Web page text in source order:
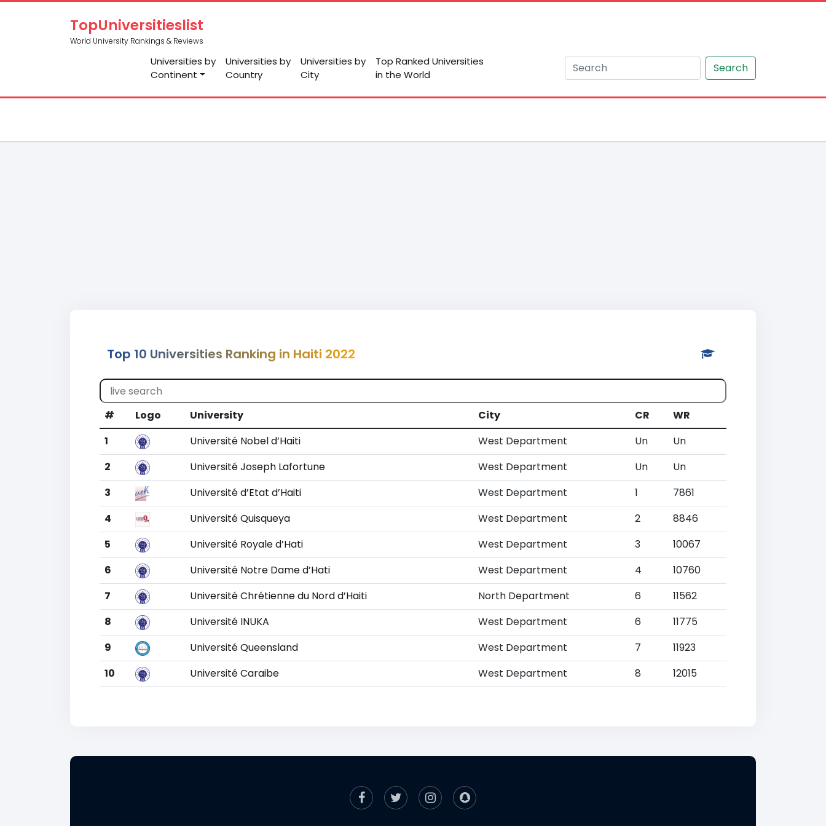
TopUniversitieslist
World University Rankings & Reviews
Universities by
Continent
Universities by
Country
Universities by
City
Top Ranked Universities
in the World
Search
Top 10 Universities Ranking in Haiti 2022
# Logo University City CR
WR
1
Université Nobel d’Haiti West Department Un
Un
2
Université Joseph Lafortune West Department Un
Un
3
Université d’Etat d’Haiti West Department 1
7861
4
Université Quisqueya West Department 2
8846
5
Université Royale d’Hati West Department 3
10067
6
Université Notre Dame d’Hati West Department 4
10760
7
Université Chrétienne du Nord d’Haiti North Department 6
11562
8
Université INUKA West Department 6
11775
9
Université Queensland West Department 7
11923
10
Université Caraibe West Department 8 12015